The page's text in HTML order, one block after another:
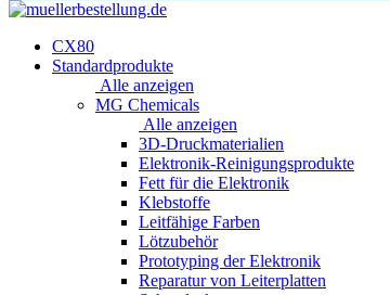
CX80
Standardprodukte
Alle anzeigen
MG Chemicals
Alle anzeigen
3D-Druckmaterialien
Elektronik-Reinigungsprodukte
Fett für die Elektronik
Klebstoffe
Leitfähige Farben
Lötzubehör
Prototyping der Elektronik
Reparatur von Leiterplatten